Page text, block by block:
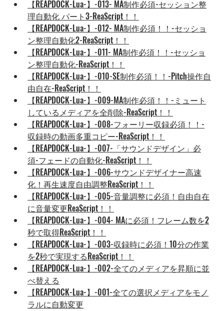
【REAPDOCK-Lua-】-013- MA制作必須-セッション整
理自動化 パート3-ReaScript！！
【REAPDOCK-Lua-】-012- MA制作必須！！-セッショ
ン整理自動化2-ReaScript！！
【REAPDOCK-Lua-】-011- MA制作必須！！-セッショ
ン整理自動化-ReaScript！！
【REAPDOCK-Lua-】-010-SE制作必須！！-Pitch操作自
由自在-ReaScript！！
【REAPDOCK-Lua-】-009-MA制作必須！！-ミュート
しているメディアを全削除-ReaScript！！
【REAPDOCK-Lua-】-008-フォーリー収録必須！！-
収録時の動画多重コピー-ReaScript！！
【REAPDOCK-Lua-】-007-「サウンドデザイン」必
須-フェードの自動化-ReaScript！！
【REAPDOCK-Lua-】-006-サウンドデザイナー高速
化！再生速度自由調整ReaScript！！
【REAPDOCK-Lua-】-005-音量調整に必須！自由自在
に音量変更ReaScript！！
【REAPDOCK-Lua-】-004- MAに必須！フレーム数を2
秒で取得ReaScript！！
【REAPDOCK-Lua-】-003-収録時に必須！10分の作業
を2秒で実現するReaScript！！
【REAPDOCK-Lua-】-002-全てのメディアを昇順に並
べ替える
【REAPDOCK-Lua-】-001-全ての選択メディアをモノ
ラルに自動変更